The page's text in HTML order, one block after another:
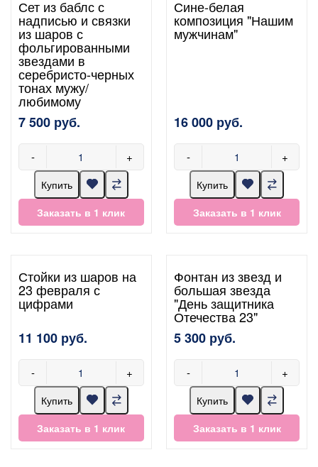
Сет из баблс с
надписью и связки
из шаров с
фольгированными
звездами в
серебристо-черных
тонах мужу/
любимому
7 500 руб.
- +
Купить
Заказать в 1 клик
Сине-белая
композиция "Нашим
мужчинам"
16 000 руб.
- +
Купить
Заказать в 1 клик
Стойки из шаров на
23 февраля с
цифрами
11 100 руб.
- +
Купить
Заказать в 1 клик
Фонтан из звезд и
большая звезда
"День защитника
Отечества 23"
5 300 руб.
- +
Купить
Заказать в 1 клик